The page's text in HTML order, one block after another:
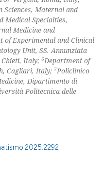
Maternal and
Medical Specialties,
Medicine and
of Experimental and Clinical
Unit, SS. Annunziata
Chieti, Italy;6Department of
Cagliari, Italy; 7Policlinico
Dipartimento di
Politecnica delle